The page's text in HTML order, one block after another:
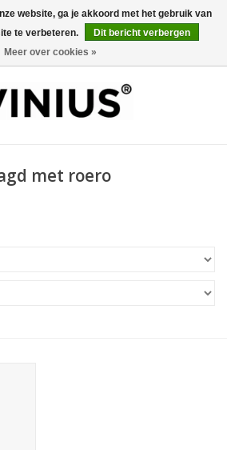
0 Artikelen - €0,00
met roero
website, ga je akkoord met het gebruik van
te verbeteren.
Dit bericht verbergen
Meer over cookies »